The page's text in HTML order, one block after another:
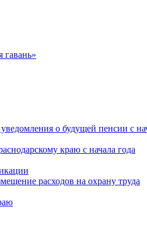
гавань»
о будущей пенсии с
краю с начала года
расходов на охрану труда